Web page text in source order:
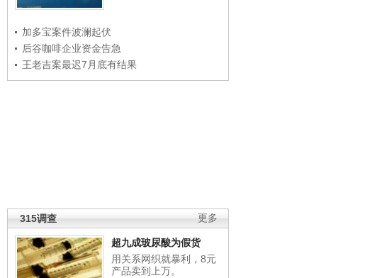
加多宝案件波澜起伏
后谷咖啡企业资金告急
王老吉案最迟7月底有结果
更多
315调查
超九成玻尿酸为假货
用关系网织就暴利，8元
产品卖到上万。